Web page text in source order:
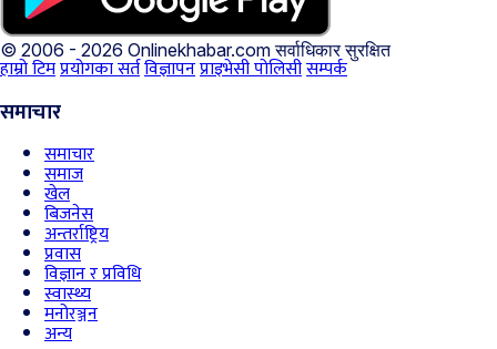
© 2006 - 2026 Onlinekhabar.comसर्वाधिकार सुरक्षित
हाम्रो टिमप्रयोगका सर्तविज्ञापनप्राइभेसी पोलिसीसम्पर्क
समाचार
समाचार
समाज
खेल
बिजनेस
अन्तर्राष्ट्रिय
प्रवास
विज्ञान र प्रविधि
स्वास्थ्य
मनोरञ्जन
अन्य